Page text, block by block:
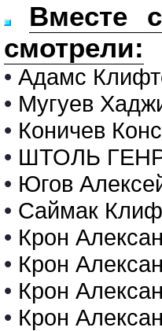
Вместе
смотрели:
• Адамс
• Мугуев
• Коничев
• ШТОЛЬ
• Югов
• Саймак
• Крон
• Крон
• Крон
• Крон